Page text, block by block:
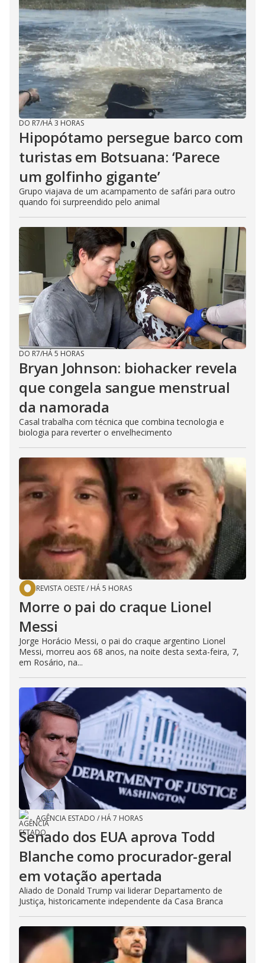
DO R7/HÁ 3 HORAS
Hipopótamo persegue barco com
turistas em Botsuana: ‘Parece
um golfinho gigante’
Grupo viajava de um acampamento de safári para outro
quando foi surpreendido pelo animal
DO R7/HÁ 5 HORAS
Bryan Johnson: biohacker revela
que congela sangue menstrual
da namorada
Casal trabalha com técnica que combina tecnologia e
biologia para reverter o envelhecimento
REVISTA OESTE/ HÁ 5 HORAS
Morre o pai do craque Lionel
Messi
Jorge Horácio Messi, o pai do craque argentino Lionel
Messi, morreu aos 68 anos, na noite desta sexta-feira, 7,
em Rosário, na...
AGÊNCIA ESTADO / HÁ 7 HORAS
Senado dos EUA aprova Todd
Blanche como procurador-geral
em votação apertada
Aliado de Donald Trump vai liderar Departamento de
Justiça, historicamente independente da Casa Branca